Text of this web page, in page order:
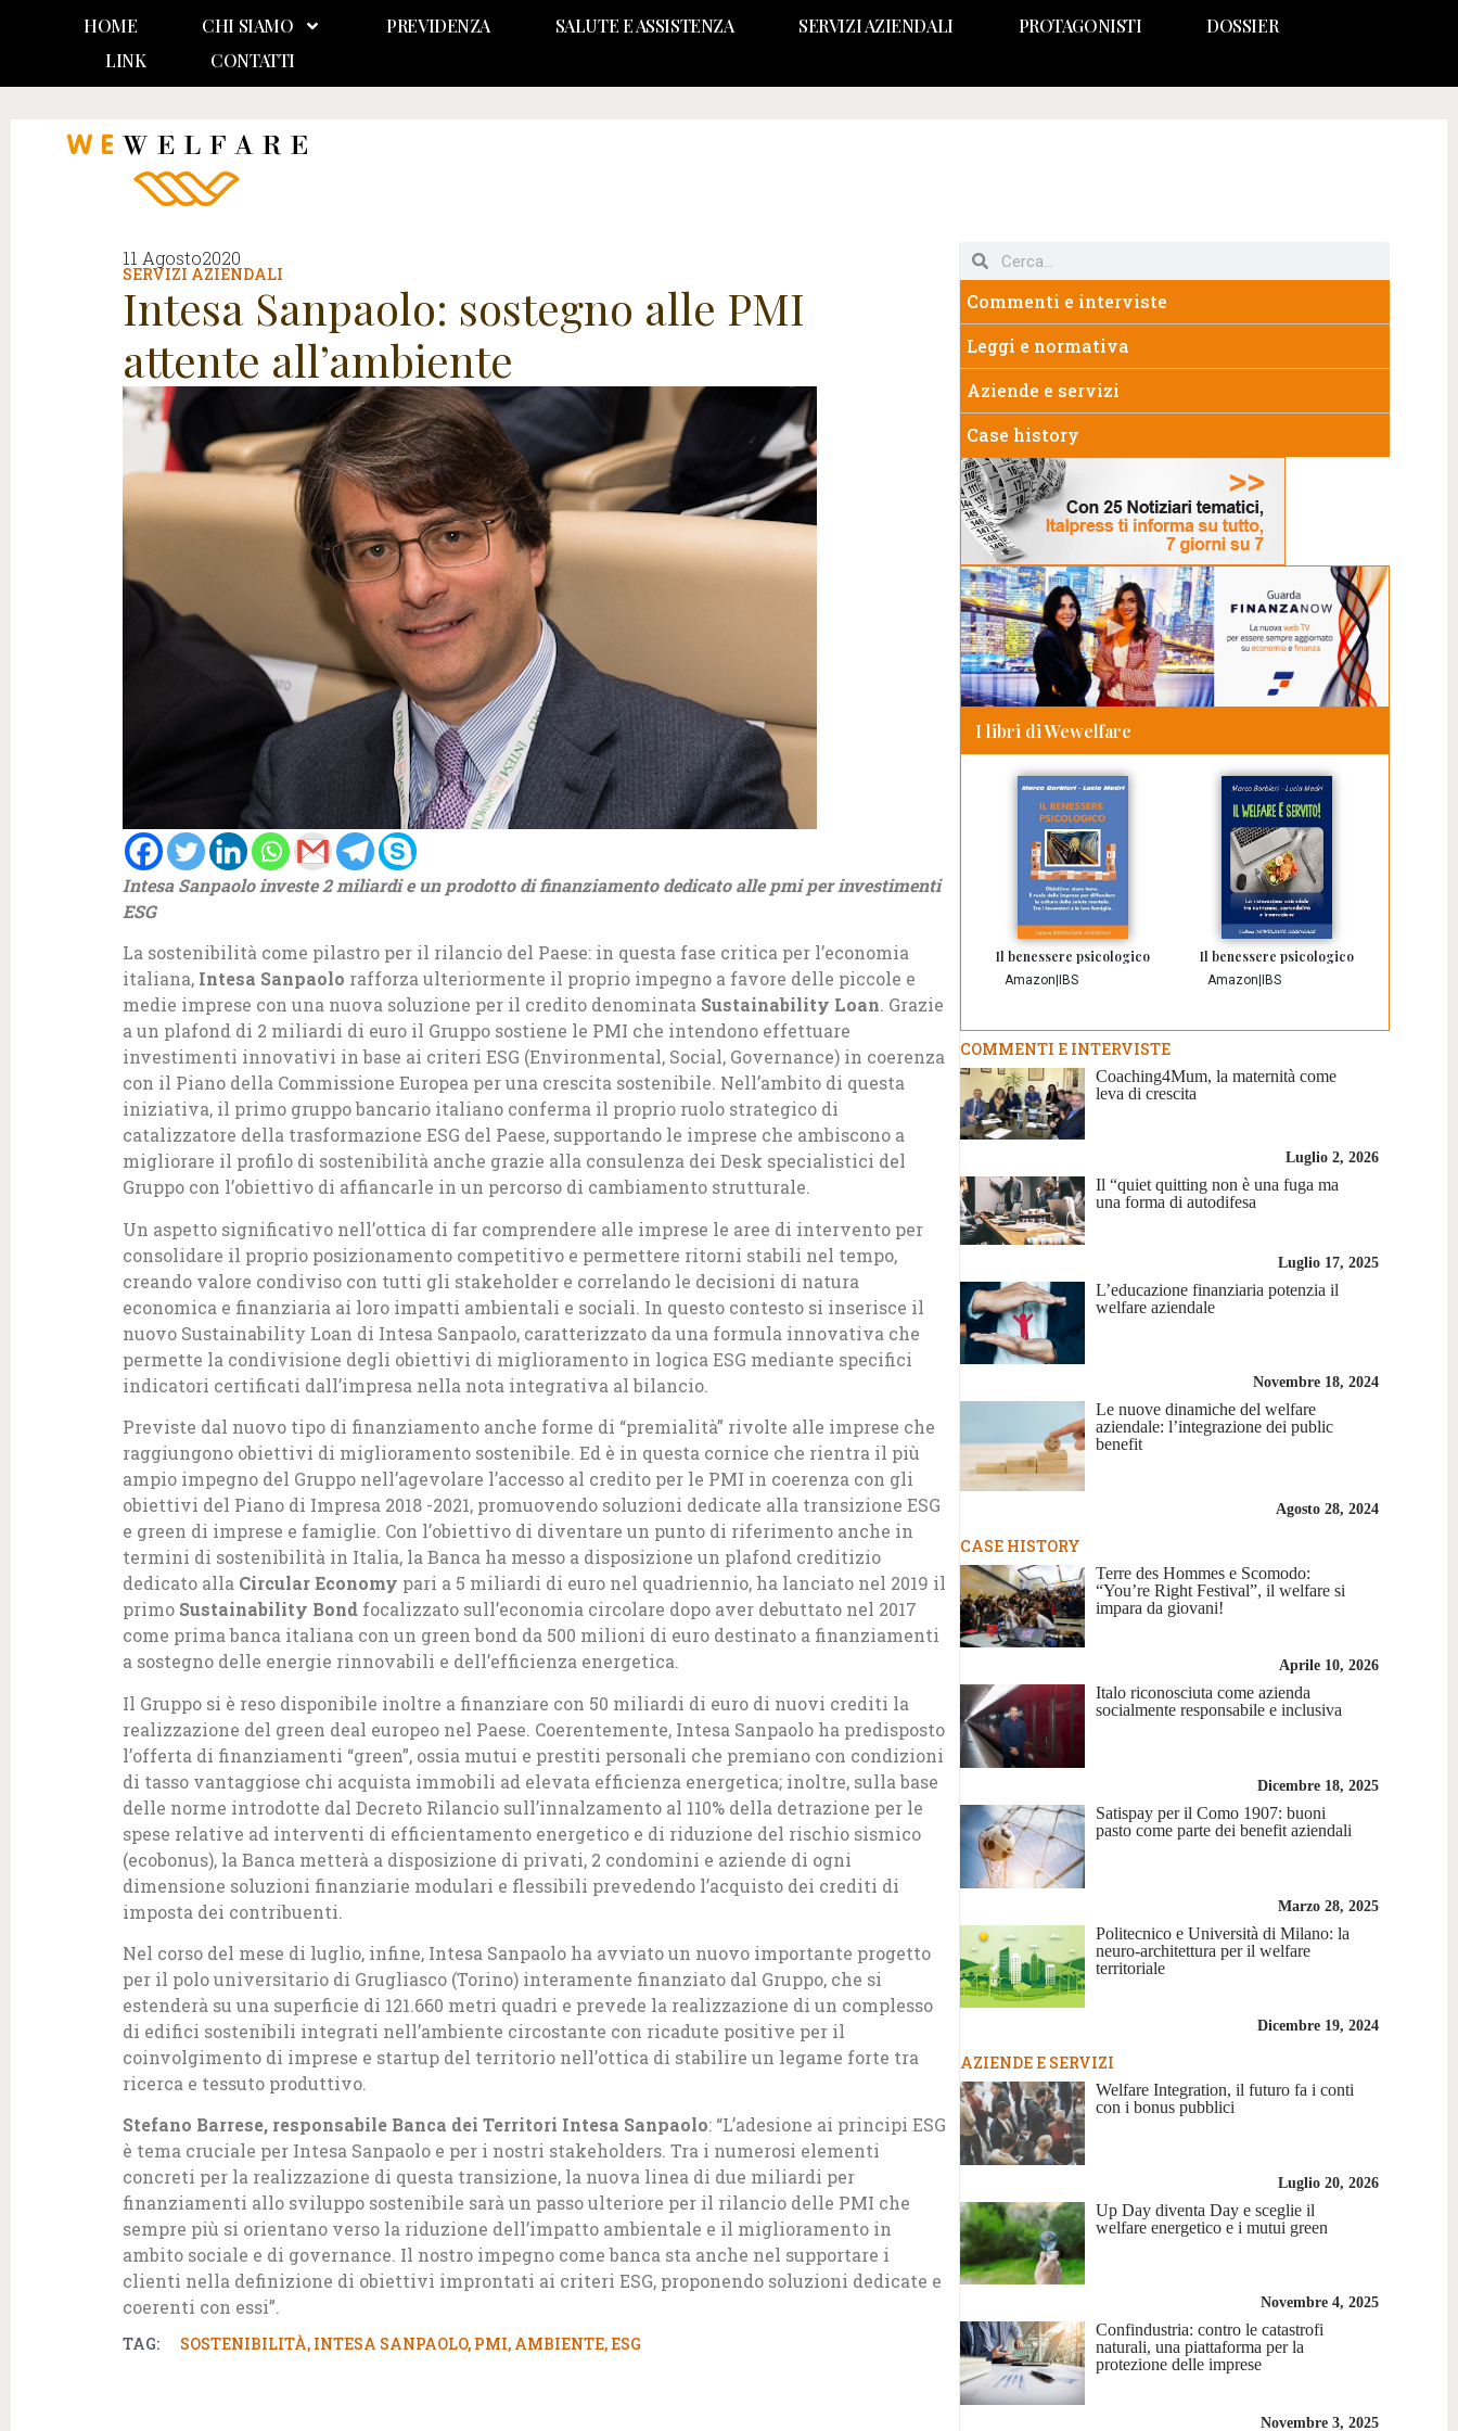
HOME CHI SIAMO PREVIDENZA SALUTE E ASSISTENZA SERVIZI AZIENDALI PROTAGONISTI
DOSSIER
LINK
CONTATTI
11 Agosto2020
SERVIZI AZIENDALI
Intesa Sanpaolo: sostegno alle PMI
attente all’ambiente
Intesa Sanpaolo investe 2 miliardi e un prodotto di finanziamento dedicato alle pmi per investimenti
ESG
La sostenibilità come pilastro per il rilancio del Paese: in questa fase critica per l’economia
italiana, Intesa Sanpaolo rafforza ulteriormente il proprio impegno a favore delle piccole e
medie imprese con una nuova soluzione per il credito denominata Sustainability Loan. Grazie
a un plafond di 2 miliardi di euro il Gruppo sostiene le PMI che intendono effettuare
investimenti innovativi in base ai criteri ESG (Environmental, Social, Governance) in coerenza
con il Piano della Commissione Europea per una crescita sostenibile. Nell’ambito di questa
iniziativa, il primo gruppo bancario italiano conferma il proprio ruolo strategico di
catalizzatore della trasformazione ESG del Paese, supportando le imprese che ambiscono a
migliorare il profilo di sostenibilità anche grazie alla consulenza dei Desk specialistici del
Gruppo con l’obiettivo di affiancarle in un percorso di cambiamento strutturale.
Un aspetto significativo nell’ottica di far comprendere alle imprese le aree di intervento per
consolidare il proprio posizionamento competitivo e permettere ritorni stabili nel tempo,
creando valore condiviso con tutti gli stakeholder e correlando le decisioni di natura
economica e finanziaria ai loro impatti ambientali e sociali. In questo contesto si inserisce il
nuovo Sustainability Loan di Intesa Sanpaolo, caratterizzato da una formula innovativa che
permette la condivisione degli obiettivi di miglioramento in logica ESG mediante specifici
indicatori certificati dall’impresa nella nota integrativa al bilancio.
Previste dal nuovo tipo di finanziamento anche forme di “premialità” rivolte alle imprese che
raggiungono obiettivi di miglioramento sostenibile. Ed è in questa cornice che rientra il più
ampio impegno del Gruppo nell’agevolare l’accesso al credito per le PMI in coerenza con gli
obiettivi del Piano di Impresa 2018 -2021, promuovendo soluzioni dedicate alla transizione ESG
e green di imprese e famiglie. Con l’obiettivo di diventare un punto di riferimento anche in
termini di sostenibilità in Italia, la Banca ha messo a disposizione un plafond creditizio
dedicato alla Circular Economy pari a 5 miliardi di euro nel quadriennio, ha lanciato nel 2019 il
primo Sustainability Bond focalizzato sull’economia circolare dopo aver debuttato nel 2017
come prima banca italiana con un green bond da 500 milioni di euro destinato a finanziamenti
a sostegno delle energie rinnovabili e dell’efficienza energetica.
Il Gruppo si è reso disponibile inoltre a finanziare con 50 miliardi di euro di nuovi crediti la
realizzazione del green deal europeo nel Paese. Coerentemente, Intesa Sanpaolo ha predisposto
l’offerta di finanziamenti “green”, ossia mutui e prestiti personali che premiano con condizioni
di tasso vantaggiose chi acquista immobili ad elevata efficienza energetica; inoltre, sulla base
delle norme introdotte dal Decreto Rilancio sull’innalzamento al 110% della detrazione per le
spese relative ad interventi di efficientamento energetico e di riduzione del rischio sismico
(ecobonus), la Banca metterà a disposizione di privati, 2 condomini e aziende di ogni
dimensione soluzioni finanziarie modulari e flessibili prevedendo l’acquisto dei crediti di
imposta dei contribuenti.
Nel corso del mese di luglio, infine, Intesa Sanpaolo ha avviato un nuovo importante progetto
per il polo universitario di Grugliasco (Torino) interamente finanziato dal Gruppo, che si
estenderà su una superficie di 121.660 metri quadri e prevede la realizzazione di un complesso
di edifici sostenibili integrati nell’ambiente circostante con ricadute positive per il
coinvolgimento di imprese e startup del territorio nell’ottica di stabilire un legame forte tra
ricerca e tessuto produttivo.
Stefano Barrese, responsabile Banca dei Territori Intesa Sanpaolo: “L’adesione ai principi ESG
è tema cruciale per Intesa Sanpaolo e per i nostri stakeholders. Tra i numerosi elementi
concreti per la realizzazione di questa transizione, la nuova linea di due miliardi per
finanziamenti allo sviluppo sostenibile sarà un passo ulteriore per il rilancio delle PMI che
sempre più si orientano verso la riduzione dell’impatto ambientale e il miglioramento in
ambito sociale e di governance. Il nostro impegno come banca sta anche nel supportare i
clienti nella definizione di obiettivi improntati ai criteri ESG, proponendo soluzioni dedicate e
coerenti con essi”.
TAG: SOSTENIBILITÀ, INTESA SANPAOLO, PMI, AMBIENTE, ESG
Commenti e interviste
Leggi e normativa
Aziende e servizi
Case history
I libri di Wewelfare
Il benessere psicologico
Amazon IBS
Il benessere psicologico
Amazon IBS
COMMENTI E INTERVISTE
Coaching4Mum, la maternità come
leva di crescita
Luglio 2, 2026
Il “quiet quitting non è una fuga ma
una forma di autodifesa
Luglio 17, 2025
L’educazione finanziaria potenzia il
welfare aziendale
Novembre 18, 2024
Le nuove dinamiche del welfare
aziendale: l’integrazione dei public
benefit
Agosto 28, 2024
CASE HISTORY
Terre des Hommes e Scomodo:
“You’re Right Festival”, il welfare si
impara da giovani!
Aprile 10, 2026
Italo riconosciuta come azienda
socialmente responsabile e inclusiva
Dicembre 18, 2025
Satispay per il Como 1907: buoni
pasto come parte dei benefit aziendali
Marzo 28, 2025
Politecnico e Università di Milano: la
neuro-architettura per il welfare
territoriale
Dicembre 19, 2024
AZIENDE E SERVIZI
Welfare Integration, il futuro fa i conti
con i bonus pubblici
Luglio 20, 2026
Up Day diventa Day e sceglie il
welfare energetico e i mutui green
Novembre 4, 2025
Confindustria: contro le catastrofi
naturali, una piattaforma per la
protezione delle imprese
Novembre 3, 2025